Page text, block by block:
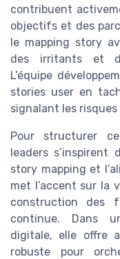
contribuent
objectifs et des
le mapping story
des irritants et
L’équipe
stories user en
signalant les
Pour structurer
leaders
story mapping et
met l’accent sur la
construction des
continue. Dans
digitale, elle offre
robuste pour